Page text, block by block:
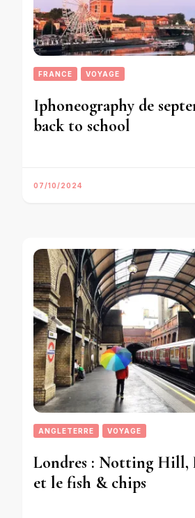
FRANCE VOYAGE
Iphoneography de
back to school
07/10/2024
ANGLETERRE VOYAGE
Londres : Notting Hill,
et le fish & chips